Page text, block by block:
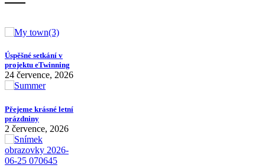
Úspěšné setkání v
projektu eTwinning
24 července, 2026
Přejeme krásné letní
prázdniny
2 července, 2026